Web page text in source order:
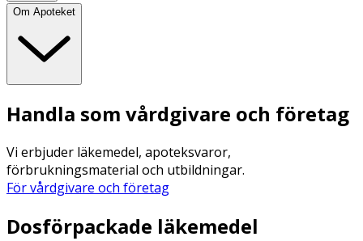
Om Apoteket
Handla som vårdgivare och företag
Vi erbjuder läkemedel, apoteksvaror,
förbrukningsmaterial och utbildningar.
För vårdgivare och företag
Dosförpackade läkemedel